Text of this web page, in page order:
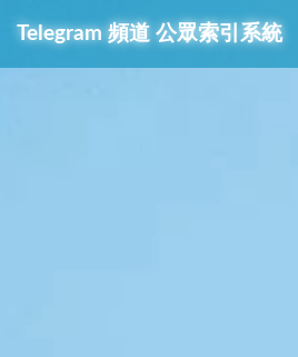
Telegram 頻道 公眾索引系統